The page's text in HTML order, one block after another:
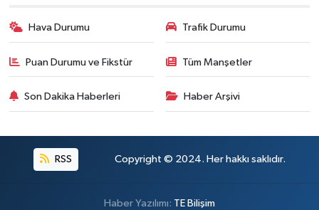
Hava Durumu Trafik Durumu
Puan Durumu ve Fikstür Tüm Manşetler
Son Dakika Haberleri Haber Arşivi
RSS Copyright © 2024. Her hakkı saklıdır.
Haber Yazılımı: TE Bilişim